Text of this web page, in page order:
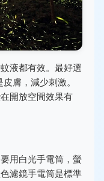
液都有效。最好選
膚，減少刺激。
開放空間效果有
用白光手電筒，螢
濾鏡手電筒是標準